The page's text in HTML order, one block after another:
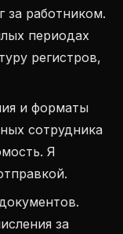
за работником.
периодах
регистров,
и форматы
сотрудника
Я
за